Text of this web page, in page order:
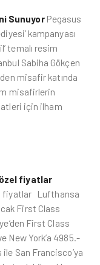
Sunuyor Pegasus
kampanyası
temalı resim
Sabiha Gökçen
misafir katında
misafirlerin
için ilham
fiyatlar
fiyatlar Lufthansa
First Class
First Class
New York’a 4985.-
San Francisco’ya